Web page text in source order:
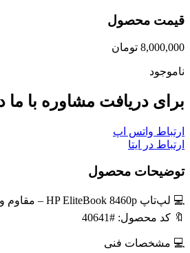
قیمت محصول
8,000,000 تومان
ناموجود
برای دریافت مشاوره با ما
ارتباط واتس اپ
ارتباط در ایتا
توضیحات محصول
💻 لپ‌تاپ HP EliteBook 8460p – مقاوم و قابل اعتماد برای کار روزمره
🔖 کد محصول: #40641
💻 مشخصات فنی